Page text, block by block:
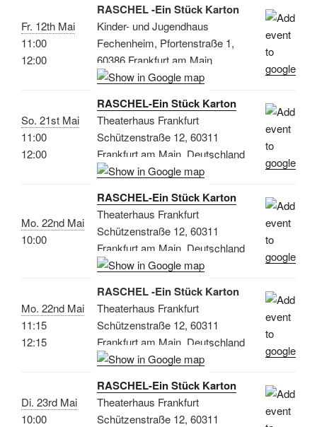
Fr. 12th Mai
11:00
12:00
RASCHEL -Ein Stück Karton
Kinder- und Jugendhaus
Fechenheim, Pfortenstraße 1,
60386 Frankfurt am Main
So. 21st Mai
11:00
12:00
RASCHEL-Ein Stück Karton
Theaterhaus Frankfurt
Schützenstraße 12, 60311
Frankfurt am Main, Deutschland
Mo. 22nd Mai
10:00
RASCHEL-Ein Stück Karton
Theaterhaus Frankfurt
Schützenstraße 12, 60311
Frankfurt am Main, Deutschland
Mo. 22nd Mai
11:15
12:15
RASCHEL -Ein Stück Karton
Theaterhaus Frankfurt
Schützenstraße 12, 60311
Frankfurt am Main, Deutschland
Di. 23rd Mai
10:00
RASCHEL-Ein Stück Karton
Theaterhaus Frankfurt
Schützenstraße 12, 60311